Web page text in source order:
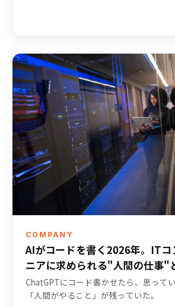
COMPANY
AIがコードを書く2026年。ITコ
ニアに求められる"人間の仕事"
ChatGPTにコード書かせたら、思って
「人間がやること」が残っていた。